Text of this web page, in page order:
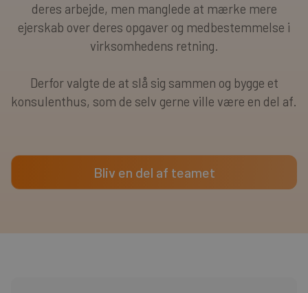
deres arbejde, men manglede at mærke mere
ejerskab over deres opgaver og medbestemmelse i
virksomhedens retning.
Derfor valgte de at slå sig sammen og bygge et
konsulenthus, som de selv gerne ville være en del af.
Bliv en del af teamet